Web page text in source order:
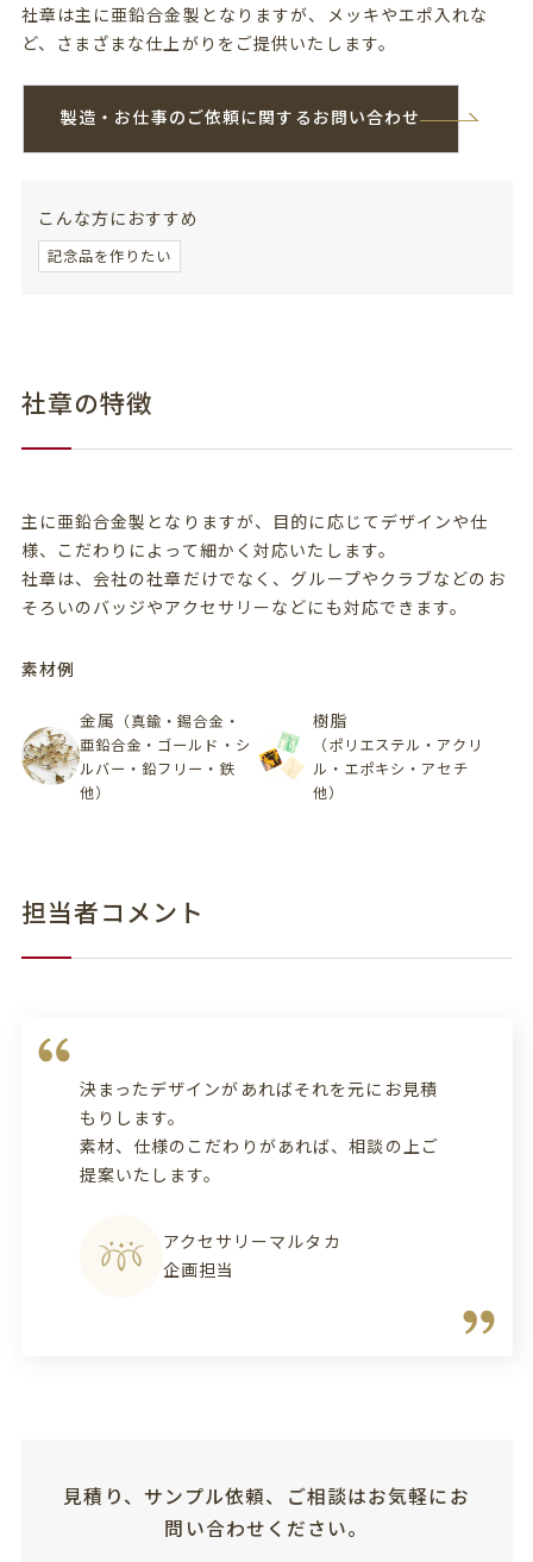
社章は主に亜鉛合金製となりますが、メッキやエポ入れな
ど、さまざまな仕上がりをご提供いたします。
製造・お仕事のご依頼に関するお問い合わせ
こんな方におすすめ
記念品を作りたい
社章の特徴
主に亜鉛合金製となりますが、目的に応じてデザインや仕
様、こだわりによって細かく対応いたします。
社章は、会社の社章だけでなく、グループやクラブなどのお
そろいのバッジやアクセサリーなどにも対応できます。
素材例
金属 （真鍮・錫合金・
亜鉛合金・ゴールド・シ
ルバー・鉛フリー・鉄
他）
樹脂
（ポリエステル・アクリ
ル・エポキシ・アセチ
他）
担当者コメント
決まったデザインがあればそれを元にお見積
もりします。
素材、仕様のこだわりがあれば、相談の上ご
提案いたします。
アクセサリーマルタカ
企画担当
見積り、サンプル依頼、ご相談はお気軽にお
問い合わせください。